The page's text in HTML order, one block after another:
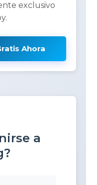
exclusivo
Ahora
a